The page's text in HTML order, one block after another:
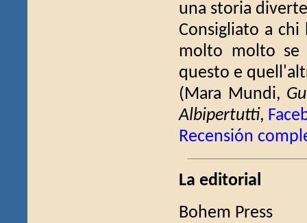
una storia
Consigliato a chi
molto molto se
questo e
(Mara Mundi,
Albipertutti,
Recensión
La editorial
Bohem Press